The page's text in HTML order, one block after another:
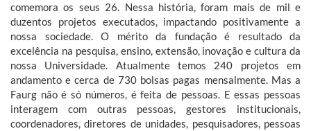
comemora os seus 26. Nessa história, foram mais de mil e
duzentos projetos executados, impactando positivamente a
nossa sociedade. O mérito da fundação é resultado da
excelência na pesquisa, ensino, extensão, inovação e cultura da
nossa Universidade. Atualmente temos 240 projetos em
andamento e cerca de 730 bolsas pagas mensalmente. Mas a
Faurg não é só números, é feita de pessoas. E essas pessoas
interagem com outras pessoas, gestores institucionais,
coordenadores, diretores de unidades, pesquisadores, pessoas